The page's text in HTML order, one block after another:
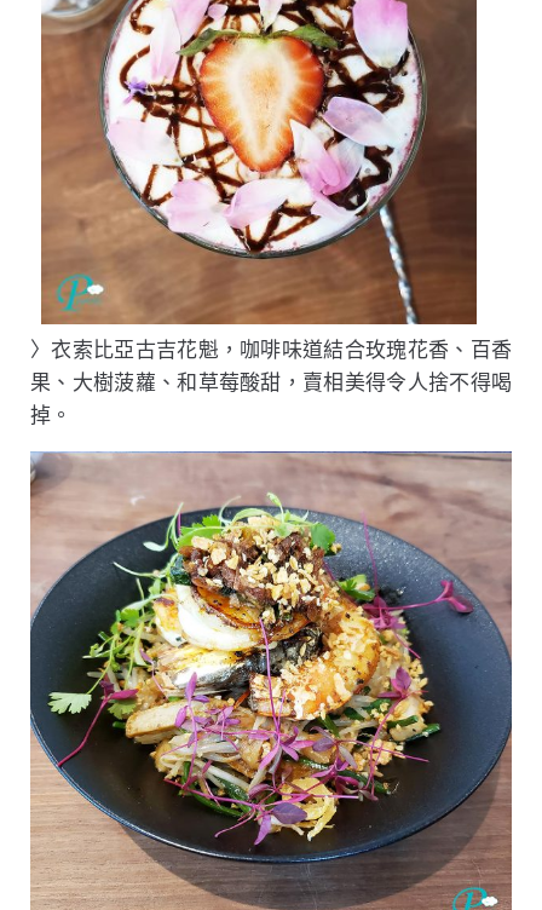
〉衣索比亞古吉花魁，咖啡味道結合玫瑰花香、百香
果、大樹菠蘿、和草莓酸甜，賣相美得令人捨不得喝
掉。